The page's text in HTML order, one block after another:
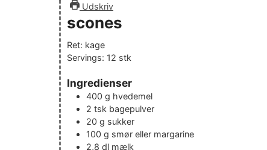
Udskriv
scones
Ret: kage
Servings: 12 stk
Ingredienser
400 g hvedemel
2 tsk bagepulver
20 g sukker
100 g smør eller margarine
2,8 dl mælk